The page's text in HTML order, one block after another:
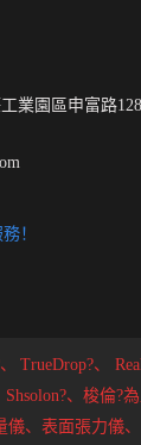
業園區申富路
！
TrueDrop?、
Shsolon?、梭倫?
儀、表面張力儀